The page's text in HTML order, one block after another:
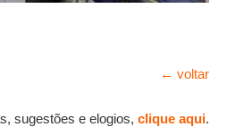
← voltar
sugestões e elogios, clique aqui.